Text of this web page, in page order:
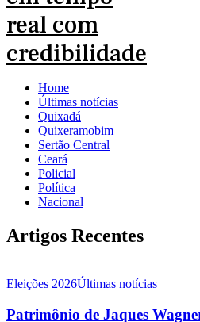
Home
Últimas notícias
Quixadá
Quixeramobim
Sertão Central
Ceará
Policial
Política
Nacional
Artigos Recentes
Eleições 2026Últimas notícias
Patrimônio de Jaques